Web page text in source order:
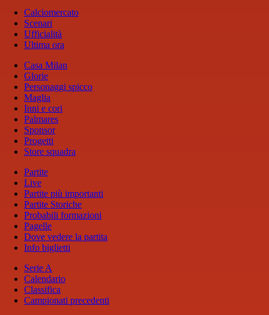
Calciomercato
Scenari
Ufficialità
Ultima ora
Casa Milan
Glorie
Personaggi spicco
Maglia
Inni e cori
Palmares
Sponsor
Progetti
Store squadra
Partite
Live
Partite più importanti
Partite Storiche
Probabili formazioni
Pagelle
Dove vedere la partita
Info biglietti
Serie A
Calendario
Classifica
Campionati precedenti